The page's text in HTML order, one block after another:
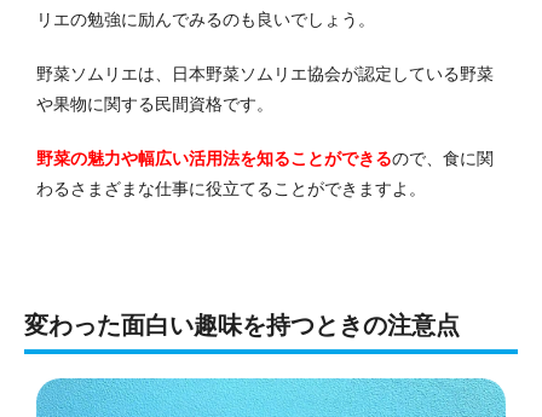
リエの勉強に励んでみるのも良いでしょう。
野菜ソムリエは、日本野菜ソムリエ協会が認定している野菜
や果物に関する民間資格です。
野菜の魅力や幅広い活用法を知ることができるので、食に関
わるさまざまな仕事に役立てることができますよ。
変わった面白い趣味を持つときの注意点